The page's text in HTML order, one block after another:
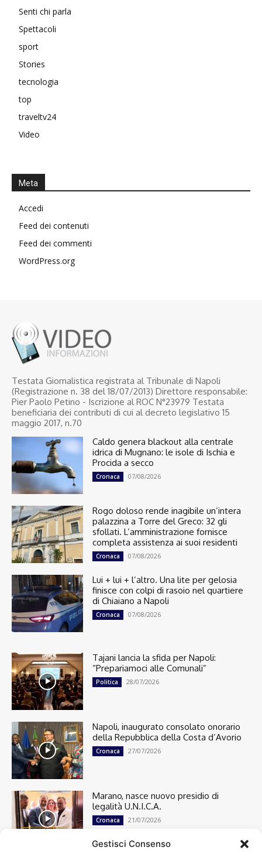
Gestisci Consenso
Senti chi parla
Spettacoli
sport
Stories
tecnologia
top
traveltv24
Video
Meta
Accedi
Feed dei contenuti
Feed dei commenti
WordPress.org
Testata Giornalistica registrata al Tribunale di Napoli
(Registrazione n. 38 del 18/07/2013) Direttore responsabile:
Pier Paolo Petino - Iscrizione al ROC N°23979 Testata
beneficiaria dei contributi di cui al decreto legislativo 15
maggio 2017, n.70
Caldo genera blackout alla centrale
idrica di Mugnano: le isole di Ischia e
Procida a secco
Cronaca 07/08/2026
Rogo doloso rende inagibile un’intera
palazzina a Torre del Greco: 32 gli
sfollati. L’amministrazione fornisce
completa assistenza ai suoi residenti
Cronaca 07/08/2026
Lui + lui + l’altro. Una lite per gelosia
finisce con colpi di rasoio nel quartiere
di Chiaiano a Napoli
Cronaca 07/08/2026
Tajani lancia la sfida per Napoli:
“Prepariamoci alle Comunali”
Politica 28/07/2026
Napoli, inaugurato consolato onorario
della Repubblica della Costa d’Avorio
Cronaca 27/07/2026
Marano, nasce nuovo presidio di
legalità U.N.I.C.A.
Cronaca 21/07/2026